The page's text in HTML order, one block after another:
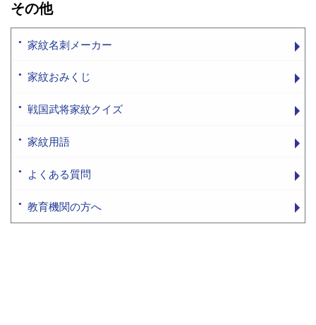
その他
家紋名刺メーカー
家紋おみくじ
戦国武将家紋クイズ
家紋用語
よくある質問
教育機関の方へ